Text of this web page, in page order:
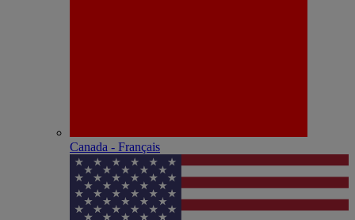
Canada - Français